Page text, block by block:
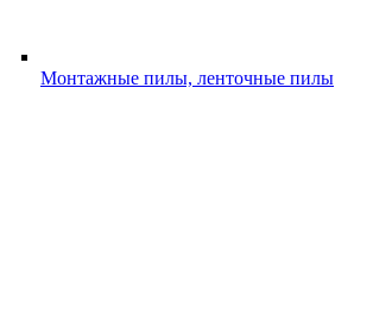
Монтажные пилы, ленточные пилы